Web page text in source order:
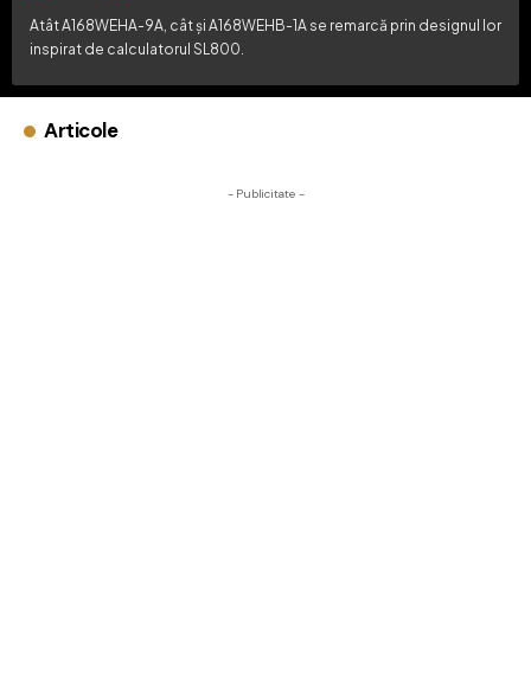
Atât A168WEHA-9A, cât și A168WEHB-1A se remarcă prin designul lor
inspirat de calculatorul SL800.
Articole
- Publicitate -